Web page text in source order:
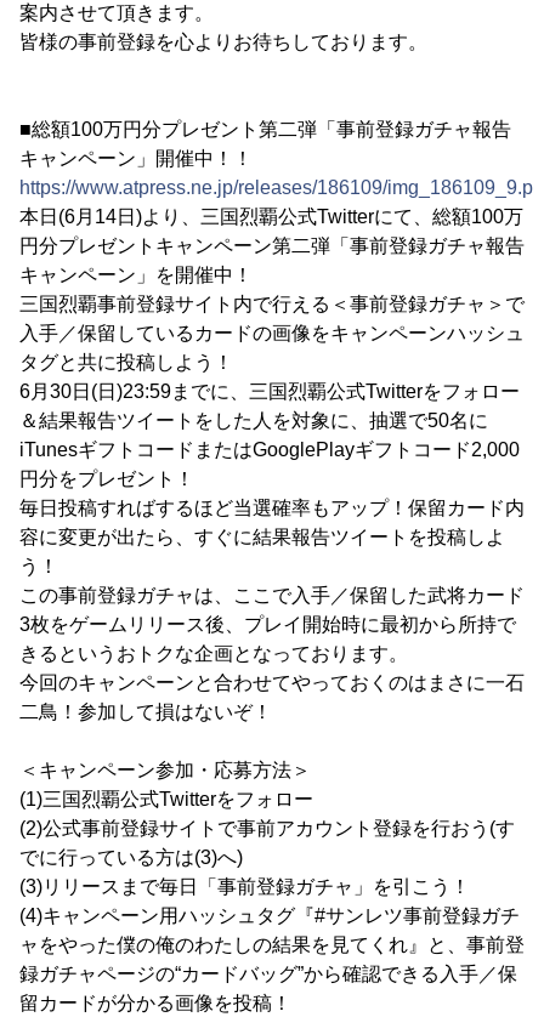
案内させて頂きます。
皆様の事前登録を心よりお待ちしております。
■総額100万円分プレゼント第二弾「事前登録ガチャ報告
キャンペーン」開催中！！
https://www.atpress.ne.jp/releases/186109/
本日(6月14日)より、三国烈覇公式Twitterにて、総額100万
円分プレゼントキャンペーン第二弾「事前登録ガチャ報告
キャンペーン」を開催中！
三国烈覇事前登録サイト内で行える＜事前登録ガチャ＞で
入手／保留しているカードの画像をキャンペーンハッシュ
タグと共に投稿しよう！
6月30日(日)23:59までに、三国烈覇公式Twitterをフォロー
＆結果報告ツイートをした人を対象に、抽選で50名に
iTunesギフトコードまたはGooglePlayギフトコード2,000
円分をプレゼント！
毎日投稿すればするほど当選確率もアップ！保留カード内
容に変更が出たら、すぐに結果報告ツイートを投稿しよ
う！
この事前登録ガチャは、ここで入手／保留した武将カード
3枚をゲームリリース後、プレイ開始時に最初から所持で
きるというおトクな企画となっております。
今回のキャンペーンと合わせてやっておくのはまさに一石
二鳥！参加して損はないぞ！
＜キャンペーン参加・応募方法＞
(1)三国烈覇公式Twitterをフォロー
(2)公式事前登録サイトで事前アカウント登録を行おう(す
でに行っている方は(3)へ)
(3)リリースまで毎日「事前登録ガチャ」を引こう！
(4)キャンペーン用ハッシュタグ『#サンレツ事前登録ガチ
ャをやった僕の俺のわたしの結果を見てくれ』と、事前登
録ガチャページの“カードバッグ”から確認できる入手／保
留カードが分かる画像を投稿！